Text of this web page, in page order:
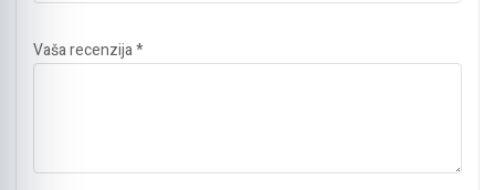
Vaša recenzija*